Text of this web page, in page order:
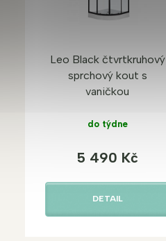
Leo Black čtvrtkruhový
sprchový kout s
vaničkou
do týdne
5 490 Kč
DETAIL